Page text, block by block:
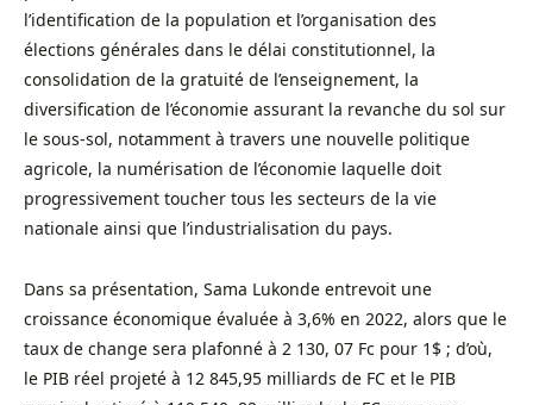
l’identification de la population et l’organisation des
élections générales dans le délai constitutionnel, la
consolidation de la gratuité de l’enseignement, la
diversification de l’économie assurant la revanche du sol sur
le sous-sol, notamment à travers une nouvelle politique
agricole, la numérisation de l’économie laquelle doit
progressivement toucher tous les secteurs de la vie
nationale ainsi que l’industrialisation du pays.
Dans sa présentation, Sama Lukonde entrevoit une
croissance économique évaluée à 3,6% en 2022, alors que le
taux de change sera plafonné à 2 130, 07 Fc pour 1$ ; d’où,
le PIB réel projeté à 12 845,95 milliards de FC et le PIB